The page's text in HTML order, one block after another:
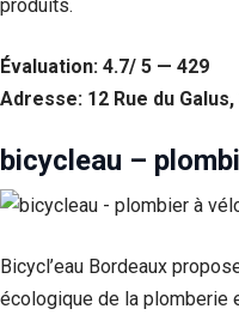
produits.
Évaluation: 4.7/ 5 — 429
Adresse: 12 Rue du
bicycleau –
Bicycl’eau Bordeaux
écologique de la plomberie